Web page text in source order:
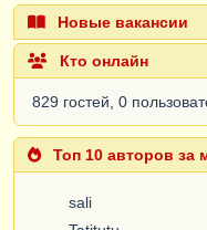
Новые вакансии
Кто онлайн
829 гостей, 0
Топ 10 авторов за
sali